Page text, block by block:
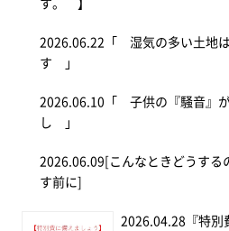
す。 】
2026.06.22 「 湿気の多い土地
す 」
2026.06.10 「 子供の『騒音』
し 」
2026.06.09 [こんなときどうす
す前に]
2026.04.28 『特